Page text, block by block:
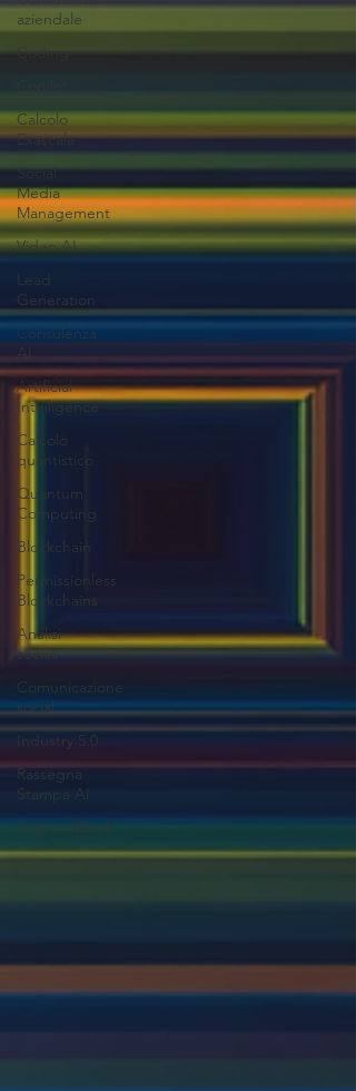
aziendale
Coding
Calcolo
Exascale
Social
Media
Management
Video AI
Lead
Generation
Consulenza
AI
Artificial
Intelligence
Calcolo
quantistico
Quantum
Computing
Blockchain
Permissionless
Blockchains
Analisi
sociali
Comunicazione
social
Industry 5.0
Rassegna
Stampa AI
ImpresaWeek